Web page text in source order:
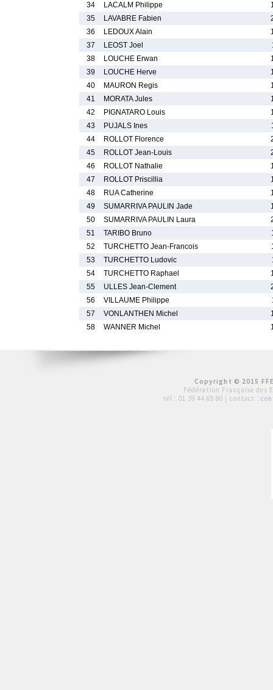
34
LACALM Philippe
35
LAVABRE Fabien
36
LEDOUX Alain
37
LEOST Joel
38
LOUCHE Erwan
39
LOUCHE Herve
40
MAURON Regis
41
MORATA Jules
42
PIGNATARO Louis
43
PUJALS Ines
44
ROLLOT Florence
45
ROLLOT Jean-Louis
46
ROLLOT Nathalie
47
ROLLOT Priscillia
48
RUA Catherine
49
SUMARRIVA PAULIN Jade
50
SUMARRIVA PAULIN Laura
51
TARIBO Bruno
52
TURCHETTO Jean-Francois
53
TURCHETTO Ludovic
54
TURCHETTO Raphael
55
ULLES Jean-Clement
56
VILLAUME Philippe
57
VONLANTHEN Michel
58
WANNER Michel
Copyright © 2015
Fédération Française des
tél : 01 39 44 65 80 | contact :